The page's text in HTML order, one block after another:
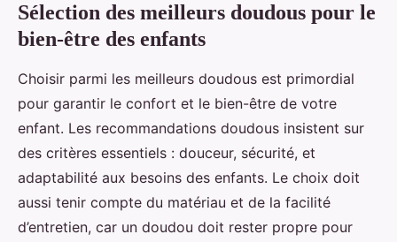
Sélection des meilleurs doudous pour le
bien-être des enfants
Choisir parmi les meilleurs doudous est primordial
pour garantir le confort et le bien-être de votre
enfant. Les recommandations doudous insistent sur
des critères essentiels : douceur, sécurité, et
adaptabilité aux besoins des enfants. Le choix doit
aussi tenir compte du matériau et de la facilité
d’entretien, car un doudou doit rester propre pour